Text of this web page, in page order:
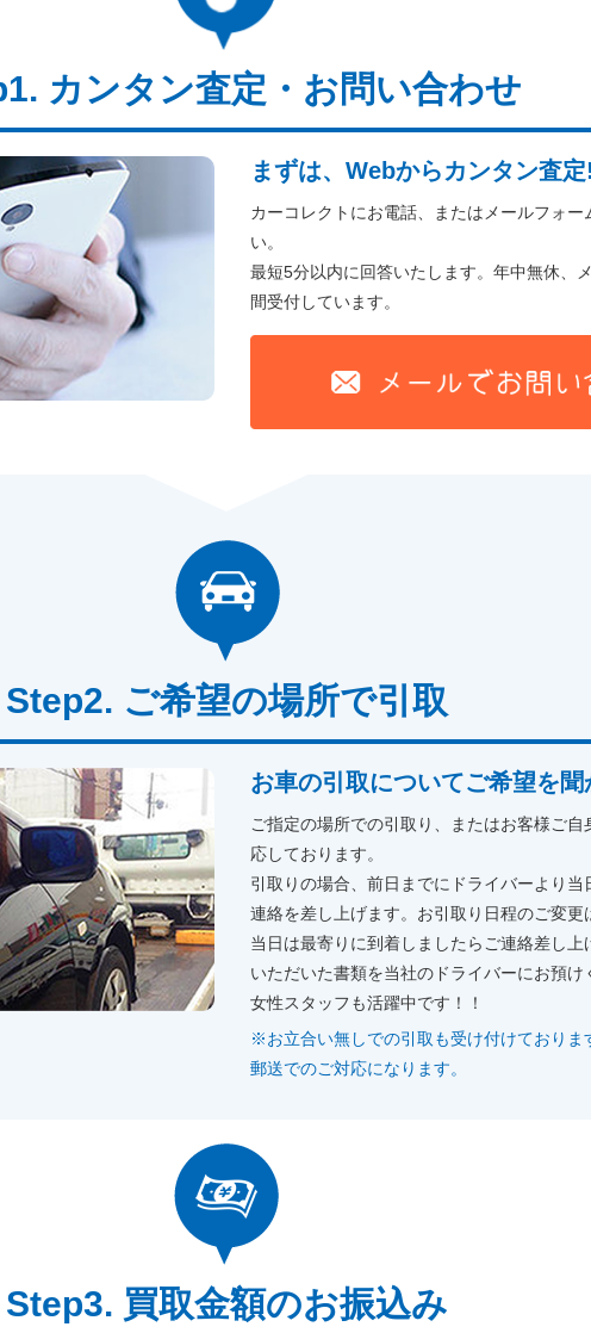
カンタン査定・お問い合わせ
まずは、Webからカンタン査
カーコレクトにお電話、またはメールフォー
い。
最短5分以内に回答いたします。年中無休、
間受付しています。
ご希望の場所で引取
お車の引取についてご希望を聞
ご指定の場所での引取り、またはお客様ご
応しております。
引取りの場合、前日までにドライバーより
連絡を差し上げます。お引取り日程のご変更
当日は最寄りに到着しましたらご連絡差し上
いただいた書類を当社のドライバーにお預け
女性スタッフも活躍中です！！
※お立合い無しでの引取も受け付けておりま
郵送でのご対応になります。
買取金額のお振込み